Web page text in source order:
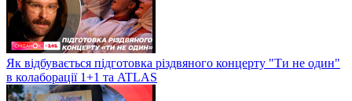
Як відбувається підготовка різдвяного концерту "Ти не один"
в колаборації 1+1 та ATLAS